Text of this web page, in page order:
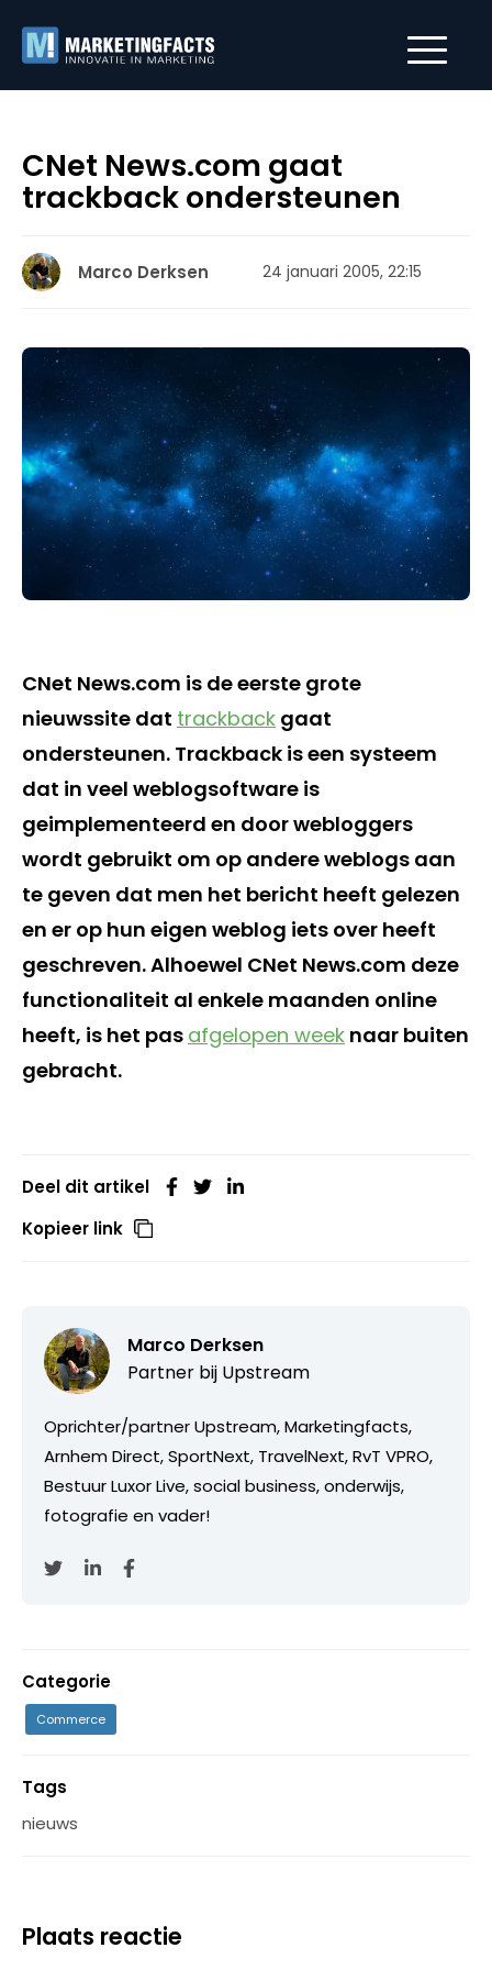
CNet News.com gaat
trackback ondersteunen
Marco Derksen 24 januari 2005, 22:15
CNet News.com is de eerste grote
nieuwssite dat trackback gaat
ondersteunen. Trackback is een systeem
dat in veel weblogsoftware is
geimplementeerd en door webloggers
wordt gebruikt om op andere weblogs aan
te geven dat men het bericht heeft gelezen
en er op hun eigen weblog iets over heeft
geschreven. Alhoewel CNet News.com deze
functionaliteit al enkele maanden online
heeft, is het pas afgelopen week naar buiten
gebracht.
Deel dit artikel
Kopieer link
Marco Derksen
Partner bij Upstream
Oprichter/partner Upstream, Marketingfacts,
Arnhem Direct, SportNext, TravelNext, RvT VPRO,
Bestuur Luxor Live, social business, onderwijs,
fotografie en vader!
Categorie
Commerce
Tags
nieuws
Plaats reactie